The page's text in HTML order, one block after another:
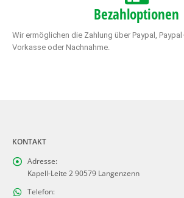
Bezahloptionen
Wir ermöglichen die Zahlung über Paypal,
Vorkasse oder Nachnahme.
KONTAKT
Adresse:
Kapell-Leite 2 90579 Langenzenn
Telefon: